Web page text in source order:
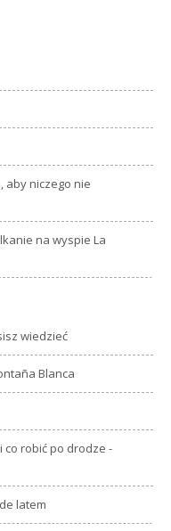
aby niczego nie
na wyspie La
wiedzieć
Blanca
co robić po drodze -
latem